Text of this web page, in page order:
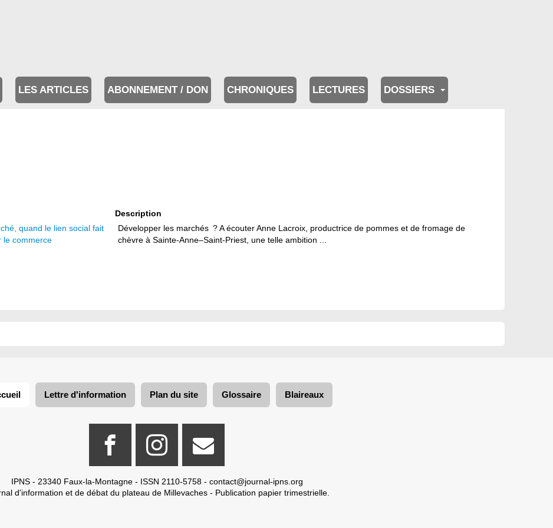
LES ARTICLES ABONNEMENT / DON CHRONIQUES LECTURES DOSSIERS
Description
quand le lien social fait
le commerce
Développer les marchés ? A écouter Anne Lacroix, productrice de pommes et de fromage de
chèvre à Sainte-Anne–Saint-Priest, une telle ambition ...
Lettre d'information Plan du site Glossaire Blaireaux
IPNS - 23340 Faux-la-Montagne - ISSN 2110-5758 - contact@journal-ipns.org
d'information et de débat du plateau de Millevaches - Publication papier trimestrielle.